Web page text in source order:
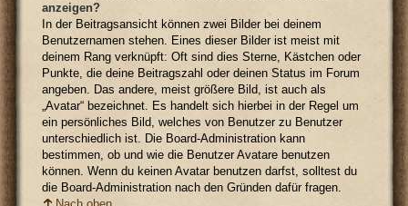
anzeigen?
In der Beitragsansicht können zwei Bilder bei deinem
Benutzernamen stehen. Eines dieser Bilder ist meist mit
deinem Rang verknüpft: Oft sind dies Sterne, Kästchen oder
Punkte, die deine Beitragszahl oder deinen Status im Forum
angeben. Das andere, meist größere Bild, ist auch als
„Avatar“ bezeichnet. Es handelt sich hierbei in der Regel um
ein persönliches Bild, welches von Benutzer zu Benutzer
unterschiedlich ist. Die Board-Administration kann
bestimmen, ob und wie die Benutzer Avatare benutzen
können. Wenn du keinen Avatar benutzen darfst, solltest du
die Board-Administration nach den Gründen dafür fragen.